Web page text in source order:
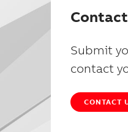
Submit
contact
CONTACT